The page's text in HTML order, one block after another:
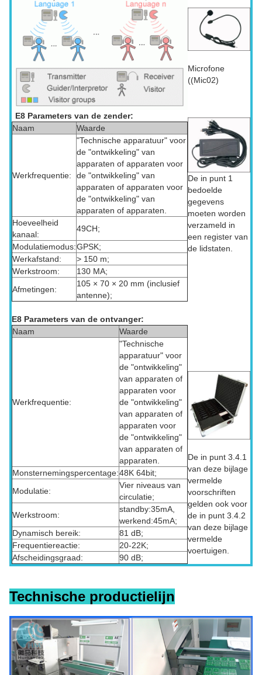
Microfone
((Mic02)
E8 Parameters van de zender:
Naam
Waarde
Werkfrequentie:
"Technische apparatuur" voor
de "ontwikkeling" van
apparaten of apparaten voor
de "ontwikkeling" van
apparaten of apparaten voor
de "ontwikkeling" van
apparaten of apparaten.
Hoeveelheid
kanaal:
49CH;
Modulatiemodus:GPSK;
Werkafstand:
> 150 m;
Werkstroom:
130 MA;
Afmetingen:
105 × 70 × 20 mm (inclusief
antenne);
E8 Parameters van de ontvanger:
Naam
Waarde
Werkfrequentie:
"Technische
apparatuur" voor
de "ontwikkeling"
van apparaten of
apparaten voor
de "ontwikkeling"
van apparaten of
apparaten voor
de "ontwikkeling"
van apparaten of
apparaten.
Monsternemingspercentage:48K 64bit;
Modulatie:
Vier niveaus van
circulatie;
Werkstroom:
standby:35mA,
werkend:45mA;
Dynamisch bereik:
81 dB;
Frequentiereactie:
20-22K;
Afscheidingsgraad:
90 dB;
De in punt 1
bedoelde
gegevens
moeten worden
verzameld in
een register van
de lidstaten.
De in punt 3.4.1
van deze bijlage
vermelde
voorschriften
gelden ook voor
de in punt 3.4.2
van deze bijlage
vermelde
voertuigen.
Technische productielijn